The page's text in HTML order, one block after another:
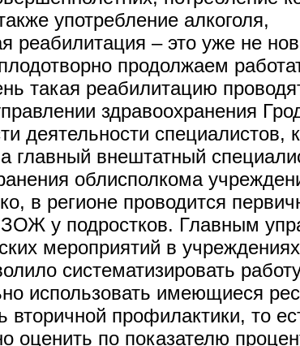
употребление алкоголя,
реабилитация – это уже не
продолжаем
такая реабилитацию
здравоохранения
деятельности специалистов,
главный внештатный
облисполкома
в регионе проводится
у подростков. Главным
мероприятий в учреждениях
систематизировать
использовать имеющиеся
профилактики, то
по показателю